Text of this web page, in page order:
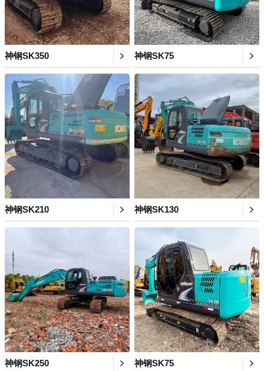
神钢SK350 神钢SK75
神钢SK210 神钢SK130
神钢SK250 神钢SK75